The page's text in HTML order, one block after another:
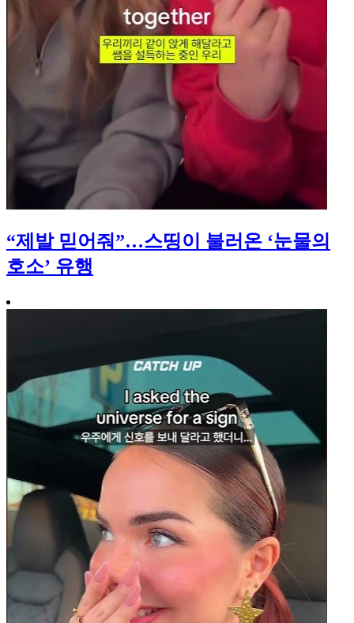
“제발 믿어줘”…스띵이 불러온 ‘눈물의
호소’ 유행